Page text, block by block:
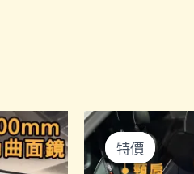
特價
特價